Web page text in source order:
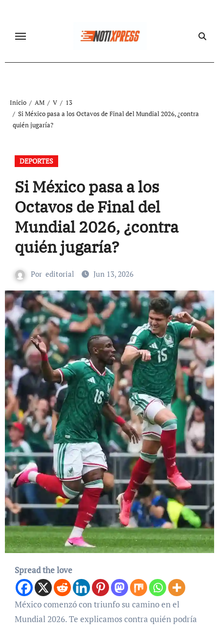
contenido
Inicio AM V
13
Si México pasa a los Octavos de Final del Mundial 2026, ¿contra
quién jugaría?
DEPORTES
Si México pasa a los
Octavos de Final del
Mundial 2026, ¿contra
quién jugaría?
Por editorial Jun 13, 2026
Spread the love
México comenzó con triunfo su camino en el
Mundial 2026. Te explicamos contra quién podría